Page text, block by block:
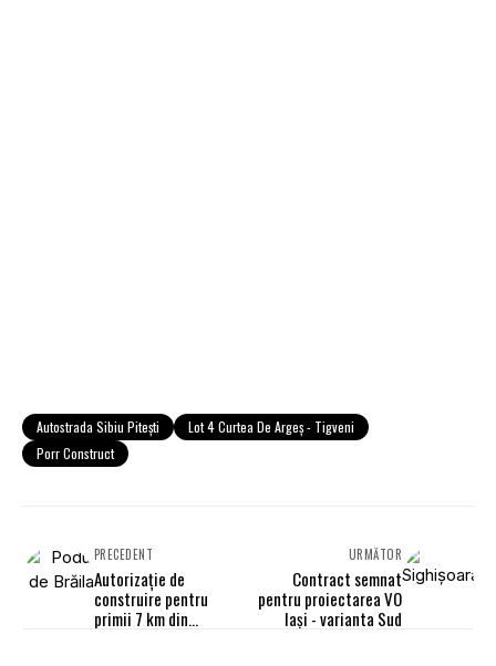
Autostrada Sibiu Piteşti
Lot 4 Curtea De Argeş - Tigveni
Porr Construct
PRECEDENT
Autorizaţie de
construire pentru
primii 7 km din
URMĂTOR
Contract semnat
pentru proiectarea VO
Iași - varianta Sud